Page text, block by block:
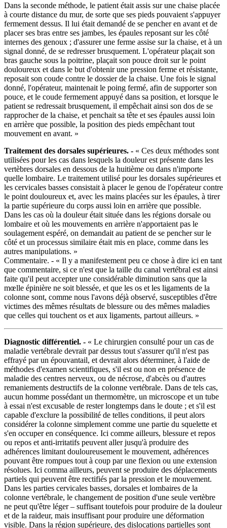
Dans la seconde méthode, le patient était assis sur une chaise placée
à courte distance du mur, de sorte que ses pieds pouvaient s'appuyer
fermement dessus. Il lui était demandé de se pencher en avant et de
placer ses bras entre ses jambes, les épaules reposant sur les côté
internes des genoux ; d'assurer une ferme assise sur la chaise, et à un
signal donné, de se redresser brusquement. L'opérateur plaçait son
bras gauche sous la poitrine, plaçait son pouce droit sur le point
douloureux et dans le but d'obtenir une pression ferme et résistante,
reposait son coude contre le dossier de la chaise. Une fois le signal
donné, l'opérateur, maintenait le poing fermé, afin de supporter son
pouce, et le coude fermement appuyé dans sa position, et lorsque le
patient se redressait brusquement, il empêchait ainsi son dos de se
rapprocher de la chaise, et penchait sa tête et ses épaules aussi loin
en arrière que possible, la position des pieds empêchant tout
mouvement en avant. »
Traitement des dorsales supérieures. - « Ces deux méthodes sont
utilisées pour les cas dans lesquels la douleur est présente dans les
vertèbres dorsales en dessous de la huitième ou dans n'importe
quelle lombaire. Le traitement utilisé pour les dorsales supérieures et
les cervicales basses consistait à placer le genou de l'opérateur contre
le point douloureux et, avec les mains placées sur les épaules, à tirer
la partie supérieure du corps aussi loin en arrière que possible.
Dans les cas où la douleur était située dans les régions dorsale ou
lombaire et où les mouvements en arrière n'apportaient pas le
soulagement espéré, on demandait au patient de se pencher sur le
côté et un processus similaire était mis en place, comme dans les
autres manipulations. »
Commentaire. - « Il y a manifestement peu ce chose à dire ici en tant
que commentaire, si ce n'est que la taille du canal vertébral est ainsi
faite qu'il peut accepter une considérable diminution sans que la
mœlle épinière ne soit blessée, et que les os et les ligaments de la
colonne sont, comme nous l'avons déjà observé, susceptibles d'être
victimes des mêmes résultats de blessure ou des mêmes maladies
que celles qui touchent os et aux ligaments, partout ailleurs. »
Diagnostic différentiel. - « Le chirurgien consulté pour un cas de
maladie vertébrale devrait par dessus tout s'assurer qu'il n'est pas
effrayé par un épouvantail, et devrait alors déterminer, à l'aide de
méthodes d'examen scientifiques, s'il est ou non en présence de
maladie des centres nerveux, ou de nécrose, d'abcès ou d'autres
remaniements destructifs de la colonne vertébrale. Dans de tels cas,
aucun homme possédant un thermomètre, un microscope et un tube
à essai n'est excusable de rester longtemps dans le doute ; et s'il est
capable d'exclure la possibilité de telles conditions, il peut alors
considérer la colonne simplement comme une partie du squelette et
s'en occuper en conséquence. Ici comme ailleurs, blessure et repos
ou repos et anti-irritatifs peuvent aller jusqu'à produire des
adhérences limitant douloureusement le mouvement, adhérences
pouvant être rompues tout à coup par une flexion ou une extension
résolues. Ici comma ailleurs, peuvent se produire des déplacements
partiels qui peuvent être rectifiés par la pression et le mouvement.
Dans les parties cervicales basses, dorsales et lombaires de la
colonne vertébrale, le changement de position d'une seule vertèbre
ne peut qu'être léger – suffisant toutefois pour produire de la douleur
et de la raideur, mais insuffisant pour produire une déformation
visible. Dans la région supérieure, des dislocations partielles sont